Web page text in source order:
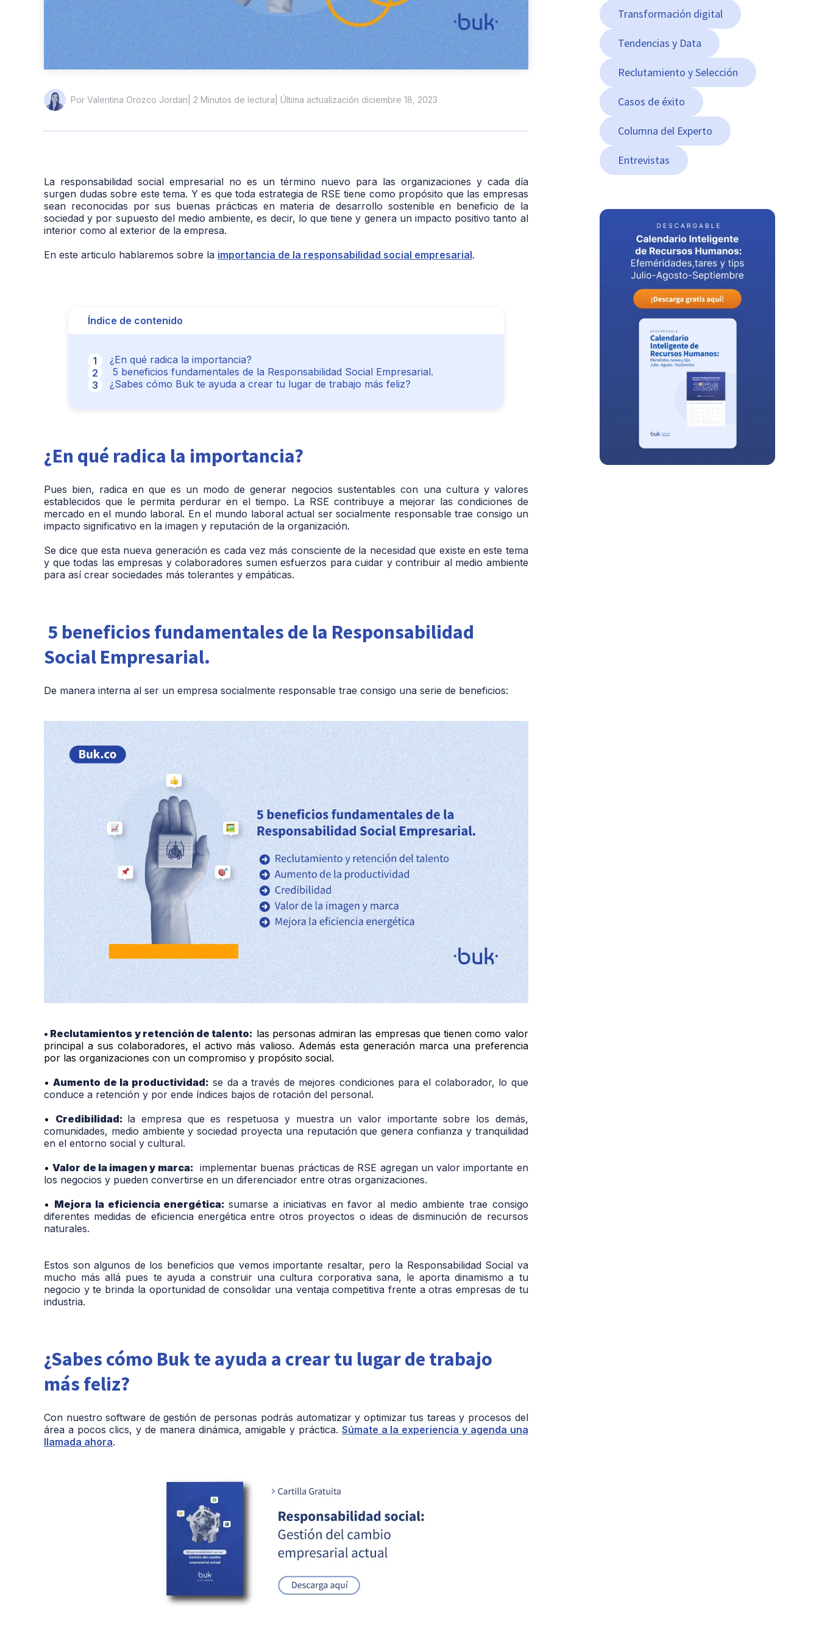
Por Valentina Orozco Jordan | 2 Minutos de lectura | Última actualización diciembre 18, 2023
La responsabilidad social empresarial no es un término nuevo para las organizaciones y cada día
surgen dudas sobre este tema. Y es que toda estrategia de RSE tiene como propósito que las empresas
sean reconocidas por sus buenas prácticas en materia de desarrollo sostenible en beneficio de la
sociedad y por supuesto del medio ambiente, es decir, lo que tiene y genera un impacto positivo tanto al
interior como al exterior de la empresa.
En este articulo hablaremos sobre la importancia de la responsabilidad social empresarial.
Índice de contenido
¿En qué radica la importancia?
5 beneficios fundamentales de la Responsabilidad Social Empresarial.
¿Sabes cómo Buk te ayuda a crear tu lugar de trabajo más feliz?
¿En qué radica la importancia?
Pues bien, radica en que es un modo de generar negocios sustentables con una cultura y valores
establecidos que le permita perdurar en el tiempo. La RSE contribuye a mejorar las condiciones de
mercado en el mundo laboral. En el mundo laboral actual ser socialmente responsable trae consigo un
impacto significativo en la imagen y reputación de la organización.
Se dice que esta nueva generación es cada vez más consciente de la necesidad que existe en este tema
y que todas las empresas y colaboradores sumen esfuerzos para cuidar y contribuir al medio ambiente
para así crear sociedades más tolerantes y empáticas.
5 beneficios fundamentales de la Responsabilidad
Social Empresarial.
De manera interna al ser un empresa socialmente responsable trae consigo una serie de beneficios:
• Reclutamientos y retención de talento: las personas admiran las empresas que tienen como valor
principal a sus colaboradores, el activo más valioso. Además esta generación marca una preferencia
por las organizaciones con un compromiso y propósito social.
•Aumento de la productividad: se da a través de mejores condiciones para el colaborador, lo que
conduce a retención y por ende índices bajos de rotación del personal.
• Credibilidad: la empresa que es respetuosa y muestra un valor importante sobre los demás,
comunidades, medio ambiente y sociedad proyecta una reputación que genera confianza y tranquilidad
en el entorno social y cultural.
•Valor de la imagen y marca: implementar buenas prácticas de RSE agregan un valor importante en
los negocios y pueden convertirse en un diferenciador entre otras organizaciones.
• Mejora la eficiencia energética:sumarse a iniciativas en favor al medio ambiente trae consigo
diferentes medidas de eficiencia energética entre otros proyectos o ideas de disminución de recursos
naturales.
Estos son algunos de los beneficios que vemos importante resaltar, pero la Responsabilidad Social va
mucho más allá pues te ayuda a construir una cultura corporativa sana, le aporta dinamismo a tu
negocio y te brinda la oportunidad de consolidar una ventaja competitiva frente a otras empresas de tu
industria.
¿Sabes cómo Buk te ayuda a crear tu lugar de trabajo
más feliz?
Con nuestro software de gestión de personas podrás automatizar y optimizar tus tareas y procesos del
área a pocos clics, y de manera dinámica, amigable y práctica. Súmate a la experiencia y agenda una
llamada ahora.
Transformación digital
Tendencias y Data
Reclutamiento y Selección
Casos de éxito
Columna del Experto
Entrevistas